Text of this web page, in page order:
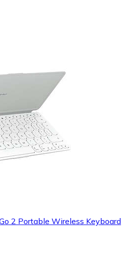
2 Portable Wireless Keyboard